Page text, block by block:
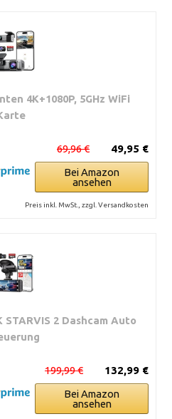
4K+1080P, 5GHz WiFi
49,95 €
69,96 €
Bei Amazon
ansehen
Preis inkl. MwSt., zzgl. Versandkosten
STARVIS 2 Dashcam Auto
132,99 €
199,99 €
Bei Amazon
ansehen